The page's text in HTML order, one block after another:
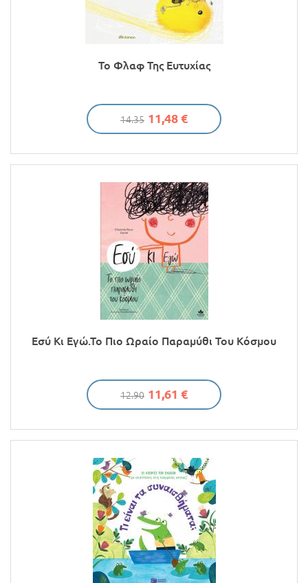
Το Φλαφ Της Ευτυχίας
14.35 11,48 €
Εσύ Κι Εγώ.Το Πιο Ωραίο Παραμύθι Του Κόσμου
12.90 11,61 €